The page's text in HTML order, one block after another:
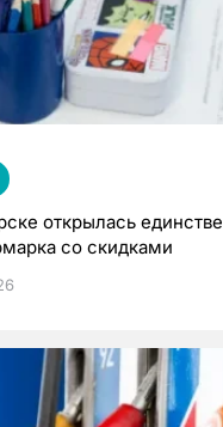
открылась
со скидками